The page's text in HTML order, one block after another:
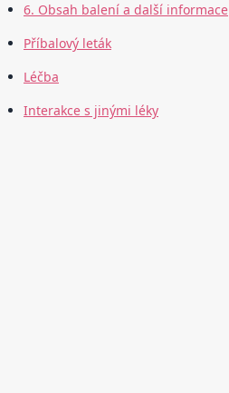
6. Obsah balení a další informace
Příbalový leták
Léčba
Interakce s jinými léky